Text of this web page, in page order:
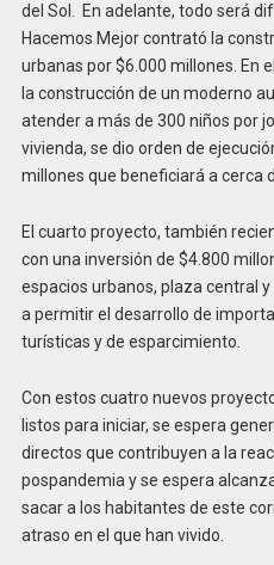
del Sol. En adelante, todo será
Hacemos Mejor contrató la
urbanas por $6.000 millones. En
la construcción de un moderno
atender a más de 300 niños por
vivienda, se dio orden de
millones que beneficiará a cerca
El cuarto proyecto, también
con una inversión de $4.800
espacios urbanos, plaza central
a permitir el desarrollo de
turísticas y de esparcimiento.
Con estos cuatro nuevos
listos para iniciar, se espera
directos que contribuyen a la
pospandemia y se espera
sacar a los habitantes de este
atraso en el que han vivido.